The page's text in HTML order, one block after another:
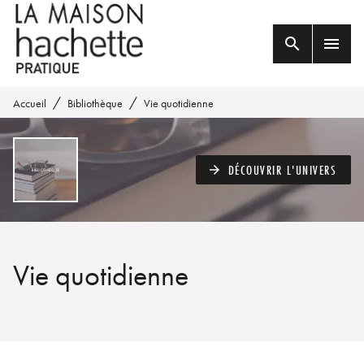
MENU RECHERCHE
PIED DE PAGE
search menu
Accueil / Bibliothèque / Vie quotidienne
arrow_forward DÉCOUVRIR L'UNIVERS
Vie quotidienne